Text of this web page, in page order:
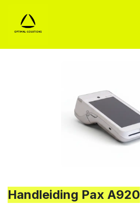
Handleiding Pax A920